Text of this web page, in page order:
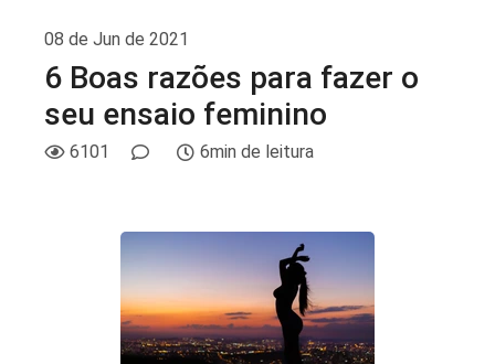
08 de Jun de 2021
6 Boas razões para fazer o
seu ensaio feminino
6101 6min de leitura